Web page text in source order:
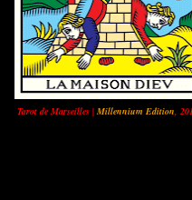
Tarot de Marseilles | Millennium Edition ,